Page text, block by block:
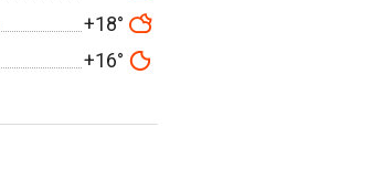
+18°
+16°